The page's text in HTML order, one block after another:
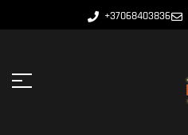
+37068403836